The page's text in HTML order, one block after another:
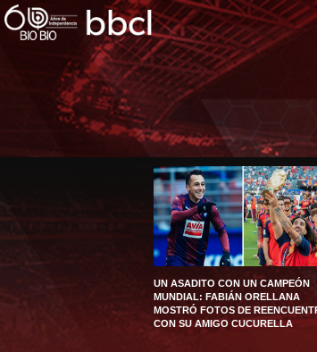
UN ASADITO CON UN CAMPEÓN
MUNDIAL: FABIÁN ORELLANA
MOSTRÓ FOTOS DE
CON SU AMIGO CUCURELLA